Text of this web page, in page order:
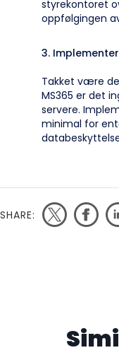
styrekontoret
oppfølgingen
3.
Takket være
MS365 er det
servere.
minimal for
SHARE: